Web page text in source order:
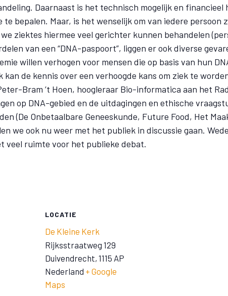
Daarnaast is het technisch mogelijk en financieel
bepalen. Maar, is het wenselijk om van iedere persoon
ziektes hiermee veel gerichter kunnen behandelen
van een “DNA-paspoort”, liggen er ook diverse
willen verhogen voor mensen die op basis van hun
de kennis over een verhoogde kans om ziek te
Bram ’t Hoen, hoogleraar Bio-informatica aan het
op DNA-gebied en de uitdagingen en ethische
(De Onbetaalbare Geneeskunde, Future Food, Het
we ook nu weer met het publiek in discussie gaan.
veel ruimte voor het publieke debat.
LOCATIE
De Kleine Kerk
Rijksstraatweg 129
Duivendrecht, 1115 AP
Nederland + Google
Maps